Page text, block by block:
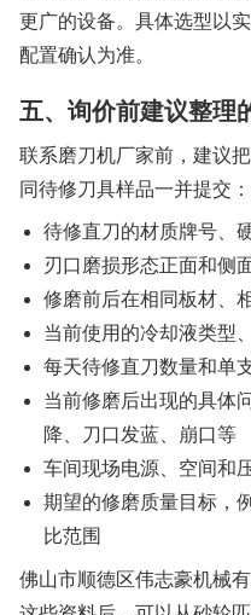
更广的设备。具体选型以
配置确认为准。
五、询价前建议整理
联系磨刀机厂家前，建议
同待修刀具样品一并提交：
待修直刀的材质牌号、
刃口磨损形态正面和侧
修磨前后在相同板材、
当前使用的冷却液类型
每天待修直刀数量和单
当前修磨后出现的具体
降、刀口发蓝、崩口等
车间现场电源、空间和
期望的修磨质量目标，
比范围
佛山市顺德区伟志豪机械